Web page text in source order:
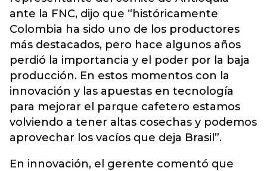
ante la FNC, dijo que “históricamente
Colombia ha sido uno de los productores
más destacados, pero hace algunos años
perdió la importancia y el poder por la baja
producción. En estos momentos con la
innovación y las apuestas en tecnología
para mejorar el parque cafetero estamos
volviendo a tener altas cosechas y podemos
aprovechar los vacíos que deja Brasil”.
En innovación, el gerente comentó que